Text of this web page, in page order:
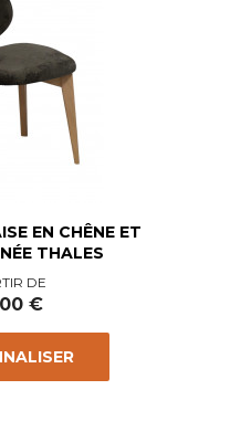
EN CHÊNE ET
THALES
PrixDE
€